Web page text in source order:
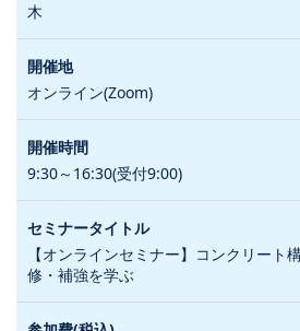
木
オンライン(Zoom)
9:30～16:30(受付9:00)
【オンラインセミナー】コンクリート
修・補強を学ぶ